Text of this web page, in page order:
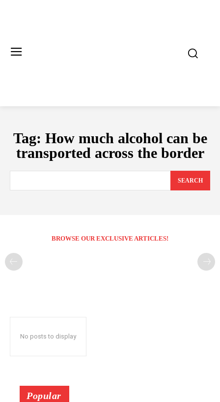
Tag: How much alcohol can be
transported across the border
SEARCH
BROWSE OUR EXCLUSIVE ARTICLES!
No posts to display
Popular